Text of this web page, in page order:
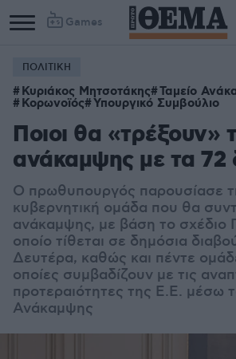
Games
ΠΟΛΙΤΙΚΗ
Κυριάκος Μητσοτάκης Ταμείο
Κορωνοϊός Υπουργικό Συμβούλιο
Ποιοι θα «τρέξουν»
ανάκαμψης με τα 72
Ο πρωθυπουργός παρουσίασε
κυβερνητική ομάδα που θα
ανάκαμψης, με βάση το σχέδιο
οποίο τίθεται σε δημόσια
Δευτέρα, καθώς και πέντε
οποίες συμβαδίζουν με τις
προτεραιότητες της Ε.Ε. μέσω
Ανάκαμψης